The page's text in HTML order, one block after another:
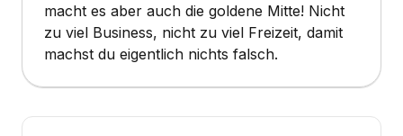
macht es aber auch die goldene Mitte! Nicht
zu viel Business, nicht zu viel Freizeit, damit
machst du eigentlich nichts falsch.